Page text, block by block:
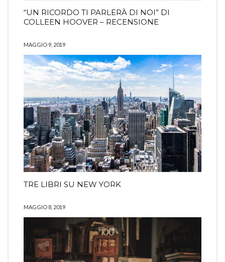
“UN RICORDO TI PARLERÀ DI NOI” DI
COLLEEN HOOVER – RECENSIONE
MAGGIO 9, 2019
TRE LIBRI SU NEW YORK
MAGGIO 8, 2019